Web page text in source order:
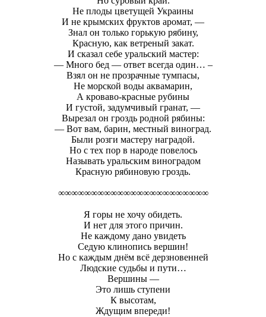
Не плоды цветущей Украины
И не крымских фруктов аромат, —
Знал он только горькую рябину,
Красную, как ветреный закат.
И сказал себе уральский мастер:
— Много бед — ответ всегда один… –
Взял он не прозрачные тумпасы,
Не морской воды аквамарин,
А кроваво-красные рубины
И густой, задумчивый гранат, —
Вырезал он гроздь родной рябины:
— Вот вам, барин, местный виноград.
Были розги мастеру наградой.
Но с тех пор в народе повелось
Называть уральским виноградом
Красную рябиновую гроздь.
∞∞∞∞∞∞∞∞∞∞∞∞∞∞∞∞∞∞∞∞∞∞∞
Я горы не хочу обидеть.
И нет для этого причин.
Не каждому дано увидеть
Седую клинопись вершин!
Но с каждым днём всё дерзновенней
Людские судьбы и пути…
Вершины —
Это лишь ступени
К высотам,
Ждущим впереди!